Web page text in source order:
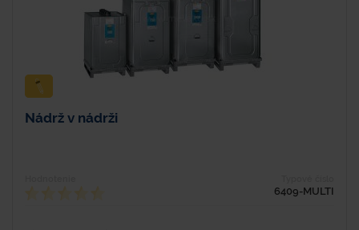
Nádrž v nádrži
6409-MULTI